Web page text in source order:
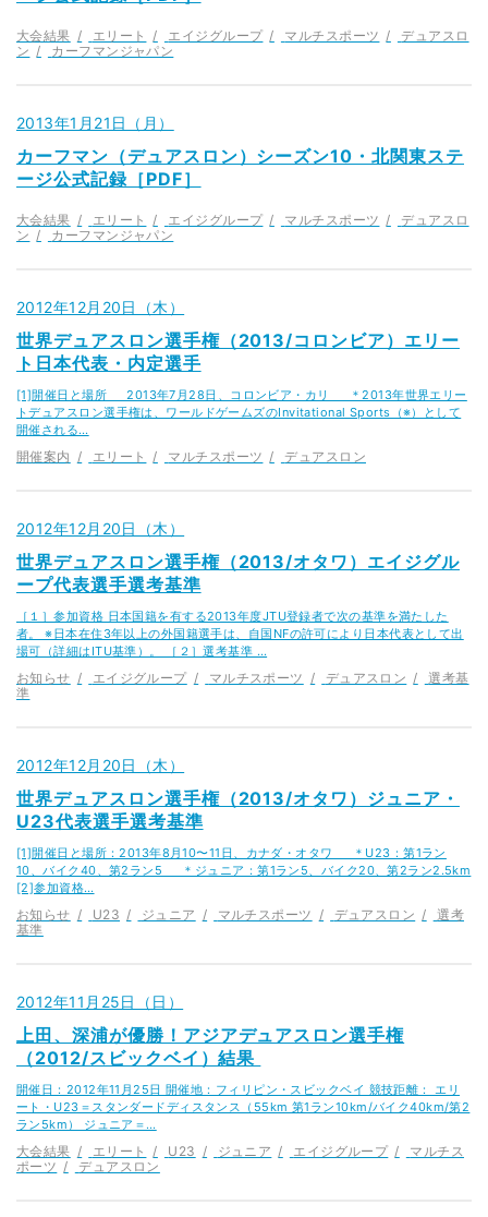
大会結果 エリート エイジグループ マルチスポーツ
デュアスロ
ン
カーフマンジャパン
2013年1月21日（月）
カーフマン（デュアスロン）シーズン10・北関東ステ
ージ公式記録［PDF］
大会結果 エリート エイジグループ マルチスポーツ
デュアスロ
ン
カーフマンジャパン
2012年12月20日（木）
世界デュアスロン選手権（2013/コロンビア）エリー
ト日本代表・内定選手
[1]開催日と場所 2013年7月28日、コロンビア・カリ ＊2013年世界エリー
トデュアスロン選手権は、ワールドゲームズのInvitational Sports（※）として
開催される…
開催案内 エリート マルチスポーツ デュアスロン
2012年12月20日（木）
世界デュアスロン選手権（2013/オタワ）エイジグル
ープ代表選手選考基準
［１］参加資格 日本国籍を有する2013年度JTU登録者で次の基準を満たした
者。 ※日本在住3年以上の外国籍選手は、自国NFの許可により日本代表として出
場可（詳細はITU基準）。 ［２］選考基準 …
お知らせ エイジグループ マルチスポーツ デュアスロン
選考基
準
2012年12月20日（木）
世界デュアスロン選手権（2013/オタワ）ジュニア・
U23代表選手選考基準
[1]開催日と場所：2013年8月10〜11日、カナダ・オタワ ＊U23：第1ラン
10、バイク40、第2ラン5 ＊ジュニア：第1ラン5、バイク20、第2ラン2.5km
[2]参加資格…
お知らせ U23 ジュニア マルチスポーツ デュアスロン
選考
基準
2012年11月25日（日）
上田、深浦が優勝！アジアデュアスロン選手権
（2012/スビックベイ）結果
開催日：2012年11月25日 開催地：フィリピン・スビックベイ 競技距離： エリ
ート・U23＝スタンダードディスタンス（55km 第1ラン10km/バイク40km/第2
ラン5km） ジュニア＝…
大会結果 エリート U23 ジュニア エイジグループ
マルチス
ポーツ
デュアスロン